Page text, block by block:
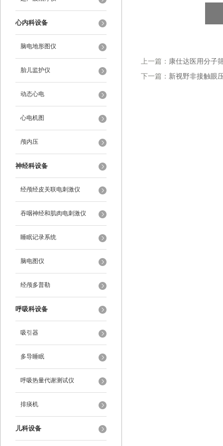
心内科设备
脑电地形图仪
胎儿监护仪
动态心电
心电机图
颅内压
神经科设备
经颅经皮关联电刺激仪
吞咽神经和肌肉电刺激仪
睡眠记录系统
脑电图仪
经颅多普勒
呼吸科设备
吸引器
多导睡眠
呼吸热量代谢测试仪
排痰机
儿科设备
上一篇： 康仕达医用分子
下一篇： 新视野非接触眼